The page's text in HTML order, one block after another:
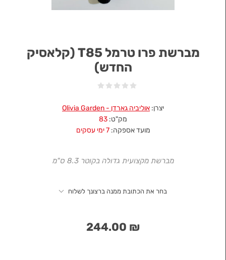
מברשת פרו טרמל T85 (קלאסיק
החדש)
יצרן: אוליביה גארדן - Olivia Garden
מק"ט: 83
מועד אספקה: 7 ימי עסקים
מברשת מקצועית גדולה בקוטר 8.3 ס"מ
בחר את הכתובת ממנה ברצונך לשלוח
₪ 244.00